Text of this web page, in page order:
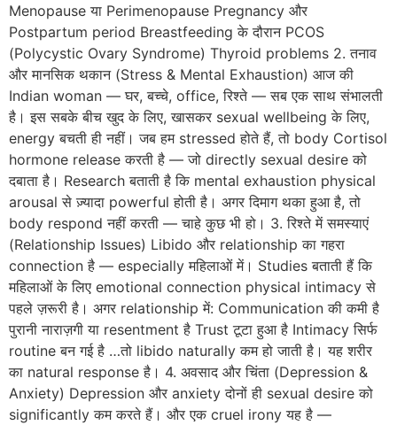
Menopause या Perimenopause Pregnancy और
Postpartum period Breastfeeding के दौरान PCOS
(Polycystic Ovary Syndrome) Thyroid problems 2. तनाव
और मानसिक थकान (Stress & Mental Exhaustion) आज की
Indian woman — घर, बच्चे, office, रिश्ते — सब एक साथ संभालती
है। इस सबके बीच खुद के लिए, खासकर sexual wellbeing के लिए,
energy बचती ही नहीं। जब हम stressed होते हैं, तो body Cortisol
hormone release करती है — जो directly sexual desire को
दबाता है। Research बताती है कि mental exhaustion physical
arousal से ज़्यादा powerful होती है। अगर दिमाग थका हुआ है, तो
body respond नहीं करती — चाहे कुछ भी हो। 3. रिश्ते में समस्याएं
(Relationship Issues) Libido और relationship का गहरा
connection है — especially महिलाओं में। Studies बताती हैं कि
महिलाओं के लिए emotional connection physical intimacy से
पहले ज़रूरी है। अगर relationship में: Communication की कमी है
पुरानी नाराज़गी या resentment है Trust टूटा हुआ है Intimacy सिर्फ
routine बन गई है …तो libido naturally कम हो जाती है। यह शरीर
का natural response है। 4. अवसाद और चिंता (Depression &
Anxiety) Depression और anxiety दोनों ही sexual desire को
significantly कम करते हैं। और एक cruel irony यह है —